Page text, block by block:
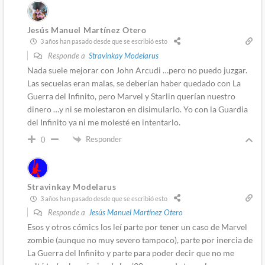
Jesús Manuel Martínez Otero
3 años han pasado desde que se escribió esto
Responde a Stravinkay Modelarus
Nada suele mejorar con John Arcudi …pero no puedo juzgar.
Las secuelas eran malas, se deberían haber quedado con La
Guerra del Infinito, pero Marvel y Starlin querían nuestro
dinero …y ni se molestaron en disimularlo. Yo con la Guardia
del Infinito ya ni me molesté en intentarlo.
0 Responder
Stravinkay Modelarus
3 años han pasado desde que se escribió esto
Responde a Jesús Manuel Martínez Otero
Esos y otros cómics los leí parte por tener un caso de Marvel
zombie (aunque no muy severo tampoco), parte por inercia de
La Guerra del Infinito y parte para poder decir que no me